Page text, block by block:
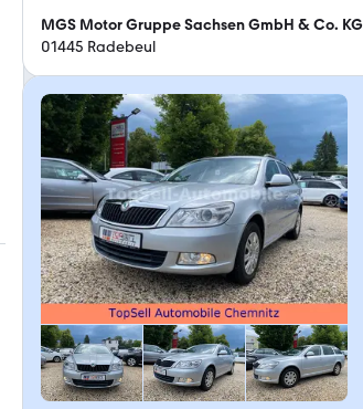
MGS Motor Gruppe Sachsen GmbH & Co. KG
01445 Radebeul